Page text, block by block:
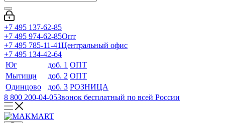
+7 495 137-62-85
+7 495 974-62-85Опт
+7 495 785-11-41Центральный офис
+7 495 134-42-64
Юг
доб. 1 ОПТ
Мытищи
доб. 2 ОПТ
Одинцово
доб. 3 РОЗНИЦА
8 800 200-04-05Звонок бесплатный по всей России